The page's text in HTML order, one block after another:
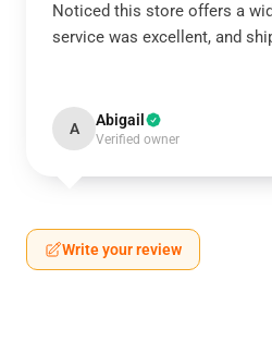
Noticed this store offers a
service was excellent, and
A Abigail
Verified owner
Write your review